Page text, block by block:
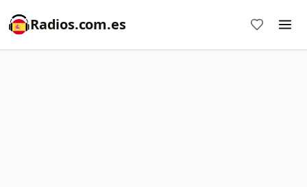
Radios.com.es